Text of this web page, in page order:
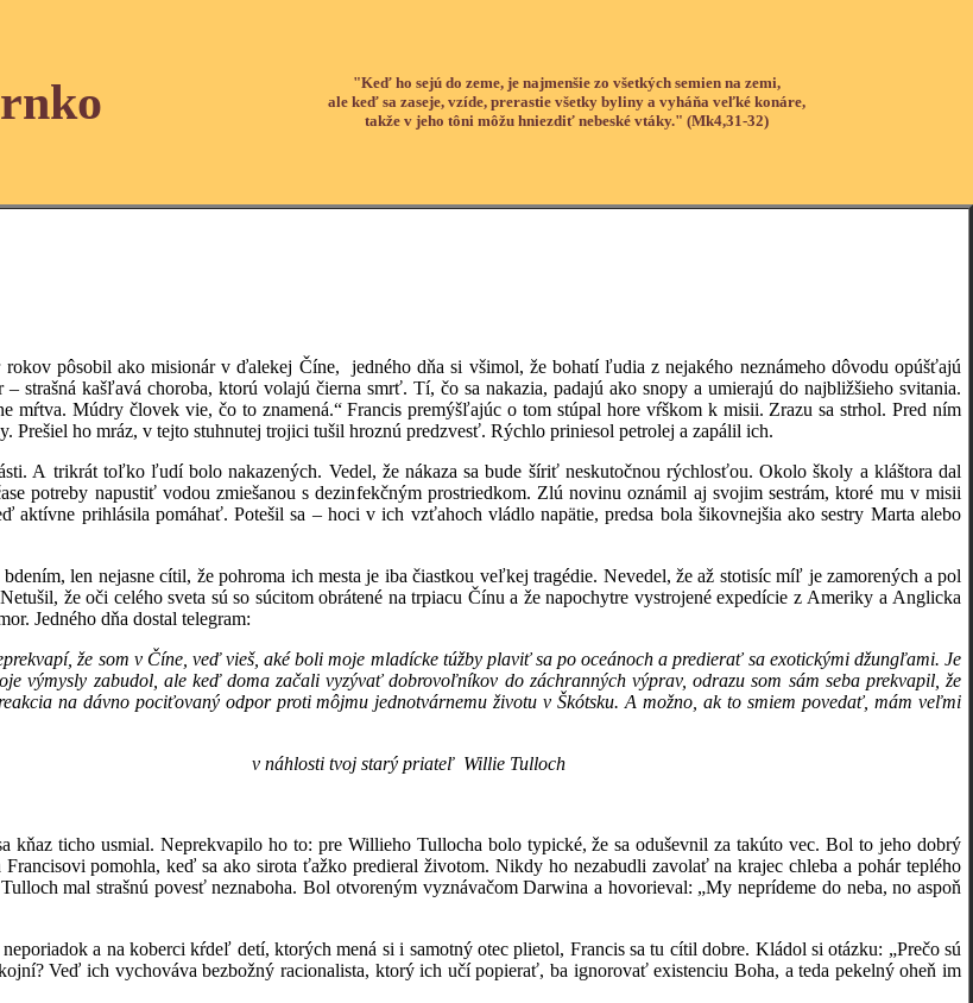
"Keď ho sejú do zeme, je najmenšie zo všetkých semien na zemi,
ale keď sa zaseje, vzíde, prerastie všetky byliny a vyháňa veľké konáre,
takže v jeho tôni môžu hniezdiť nebeské vtáky." (Mk4,31-32)
pôsobil ako misionár v ďalekej Číne, jedného dňa si všimol, že bohatí ľudia z nejakého neznámeho dôvodu opúšťajú
– strašná kašľavá choroba, ktorú volajú čierna smrť. Tí, čo sa nakazia, padajú ako snopy a umierajú do najbližšieho svitania.
mŕtva. Múdry človek vie, čo to znamená.“ Francis premýšľajúc o tom stúpal hore vŕškom k misii. Zrazu sa strhol. Pred ním
Prešiel ho mráz, v tejto stuhnutej trojici tušil hroznú predzvesť. Rýchlo priniesol petrolej a zapálil ich.
toľko ľudí bolo nakazených. Vedel, že nákaza sa bude šíriť neskutočnou rýchlosťou. Okolo školy a kláštora dal
potreby napustiť vodou zmiešanou s dezinfekčným prostriedkom. Zlú novinu oznámil aj svojim sestrám, ktoré mu v misii
aktívne prihlásila pomáhať. Potešil sa – hoci v ich vzťahoch vládlo napätie, predsa bola šikovnejšia ako sestry Marta alebo
len nejasne cítil, že pohroma ich mesta je iba čiastkou veľkej tragédie. Nevedel, že až stotisíc míľ je zamorených a pol
že oči celého sveta sú so súcitom obrátené na trpiacu Čínu a že napochytre vystrojené expedície z Ameriky a Anglicka
Jedného dňa dostal telegram:
že som v Číne, veď vieš, aké boli moje mladícke túžby plaviť sa po oceánoch a predierať sa exotickými džungľami. Je
výmysly zabudol, ale keď doma začali vyzývať dobrovoľníkov do záchranných výprav, odrazu som sám seba prekvapil, že
na dávno pociťovaný odpor proti môjmu jednotvárnemu životu v Škótsku. A možno, ak to smiem povedať, mám veľmi
starý priateľ Willie Tulloch
ticho usmial. Neprekvapilo ho to: pre Willieho Tullocha bolo typické, že sa oduševnil za takúto vec. Bol to jeho dobrý
pomohla, keď sa ako sirota ťažko predieral životom. Nikdy ho nezabudli zavolať na krajec chleba a pohár teplého
mal strašnú povesť neznaboha. Bol otvoreným vyznávačom Darwina a hovorieval: „My neprídeme do neba, no aspoň
a na koberci kŕdeľ detí, ktorých mená si i samotný otec plietol, Francis sa tu cítil dobre. Kládol si otázku: „Prečo sú
Veď ich vychováva bezbožný racionalista, ktorý ich učí popierať, ba ignorovať existenciu Boha, a teda pekelný oheň im